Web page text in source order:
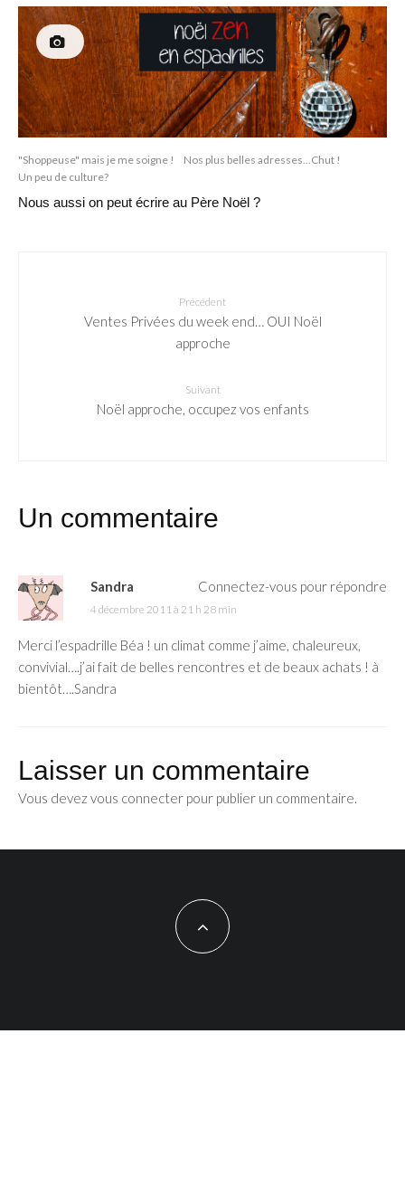
"Shoppeuse" mais je me soigne !
Nos plus belles adresses...Chut !
Un peu de culture?
Nous aussi on peut écrire au Père Noël ?
Précédent
Ventes Privées du week end… OUI Noël
approche
Suivant
Noël approche, occupez vos enfants
Un commentaire
Sandra
4 décembre 2011 à 21 h 28 min
Merci l’espadrille Béa ! un climat comme j’aime, chaleureux,
convivial….j’ai fait de belles rencontres et de beaux achats ! à
bientôt….Sandra
Connectez-vous pour répondre
Laisser un commentaire
Vous devez vous connecter pour publier un commentaire.